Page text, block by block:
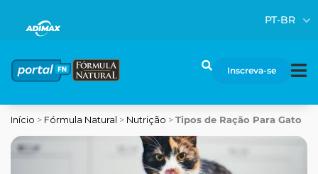
conteúdo
PT-BR
Inscreva-se
Pesquisar
Início > Fórmula Natural > Nutrição > Tipos de Ração Para Gato